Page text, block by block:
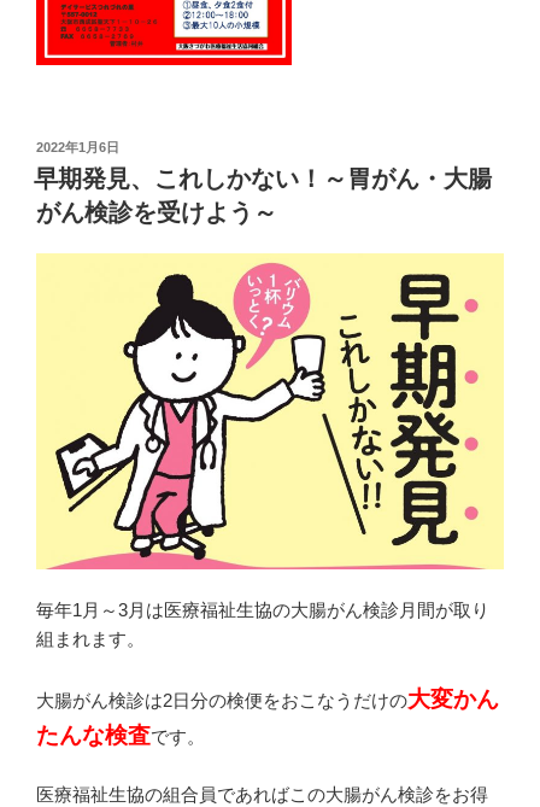
投
稿
日:
2022年1月6日
早期発見、これしかない！～胃がん・大腸
がん検診を受けよう～
毎年1月～3月は医療福祉生協の大腸がん検診月間が取り
組まれます。
大腸がん検診は2日分の検便をおこなうだけの大変かん
たんな検査です。
医療福祉生協の組合員であればこの大腸がん検診をお得